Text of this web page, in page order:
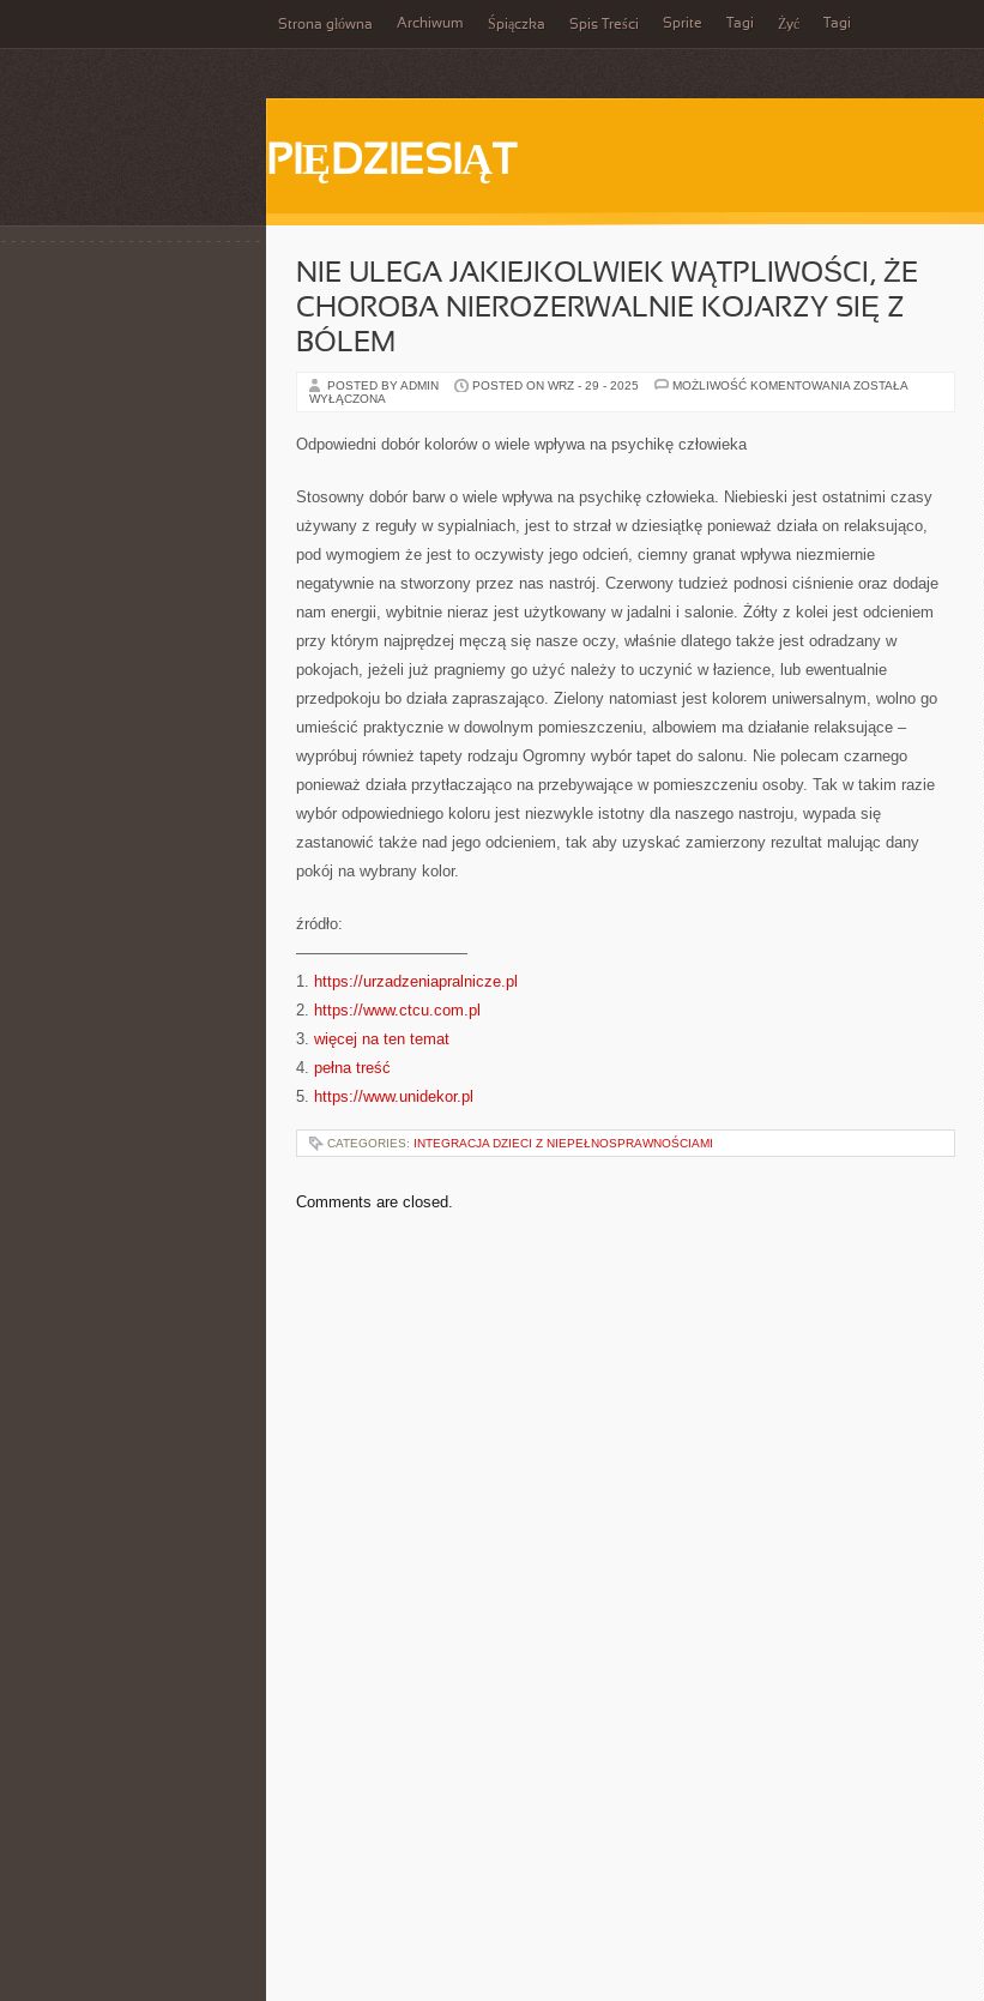
Strona główna Archiwum Śpiączka Spis Treści Sprite Tagi Żyć Tagi
PIĘDZIESIĄT
NIE ULEGA JAKIEJKOLWIEK WĄTPLIWOŚCI, ŻE
CHOROBA NIEROZERWALNIE KOJARZY SIĘ Z
BÓLEM
POSTED BY ADMIN POSTED ON WRZ - 29 - 2025 MOŻLIWOŚĆ KOMENTOWANIA NIE
SIĘ
Z
ZOSTAŁA
WYŁĄCZONA
Odpowiedni dobór kolorów o wiele wpływa na psychikę człowieka
Stosowny dobór barw o wiele wpływa na psychikę człowieka. Niebieski jest ostatnimi czasy
używany z reguły w sypialniach, jest to strzał w dziesiątkę ponieważ działa on relaksująco,
pod wymogiem że jest to oczywisty jego odcień, ciemny granat wpływa niezmiernie
negatywnie na stworzony przez nas nastrój. Czerwony tudzież podnosi ciśnienie oraz dodaje
nam energii, wybitnie nieraz jest użytkowany w jadalni i salonie. Żółty z kolei jest odcieniem
przy którym najprędzej męczą się nasze oczy, właśnie dlatego także jest odradzany w
pokojach, jeżeli już pragniemy go użyć należy to uczynić w łazience, lub ewentualnie
przedpokoju bo działa zapraszająco. Zielony natomiast jest kolorem uniwersalnym, wolno go
umieścić praktycznie w dowolnym pomieszczeniu, albowiem ma działanie relaksujące –
wypróbuj również tapety rodzaju Ogromny wybór tapet do salonu. Nie polecam czarnego
ponieważ działa przytłaczająco na przebywające w pomieszczeniu osoby. Tak w takim razie
wybór odpowiedniego koloru jest niezwykle istotny dla naszego nastroju, wypada się
zastanowić także nad jego odcieniem, tak aby uzyskać zamierzony rezultat malując dany
pokój na wybrany kolor.
źródło:
———————————
1. https://urzadzeniapralnicze.pl
2. https://www.ctcu.com.pl
3. więcej na ten temat
4. pełna treść
5. https://www.unidekor.pl
CATEGORIES: INTEGRACJA DZIECI Z NIEPEŁNOSPRAWNOŚCIAMI
Comments are closed.